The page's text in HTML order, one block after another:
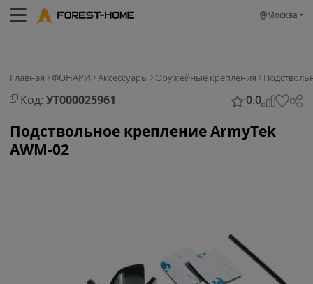
Москва
Главная ФОНАРИ Аксессуары Оружейные крепления
Код: УТ000025961 0.0
Подствольное крепление ArmyTek
AWM-02